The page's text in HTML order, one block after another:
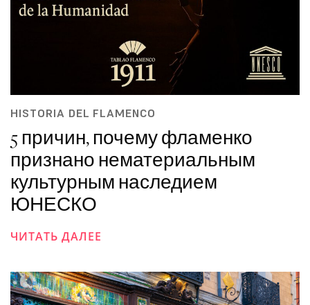
HISTORIA DEL FLAMENCO
5 причин, почему фламенко
признано нематериальным
культурным наследием
ЮНЕСКО
ЧИТАТЬ ДАЛЕЕ